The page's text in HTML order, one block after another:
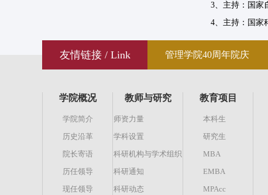
3、主持：国家
4、主持：国家
友情链接 / Link 管理学院40周年院庆
学院概况
学院简介
历史沿革
院长寄语
历任领导
现任领导
教师与研究
师资力量
学科设置
科研机构与学术组织
科研通知
科研动态
教育项目
本科生
研究生
MBA
EMBA
MPAcc